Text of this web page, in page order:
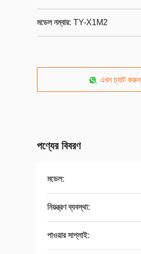
মডেল নম্বার: TY-X1M2
এখন চ্যাট করুন
পণ্যের বিবরণ
মডেল:
নিয়ন্ত্রণ ব্যবস্থা:
পাওয়ার সাপ্লাই: